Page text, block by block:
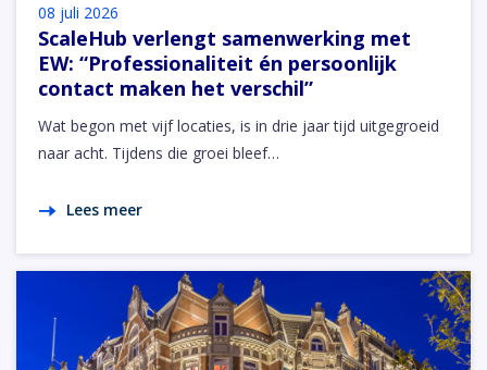
08 juli 2026
ScaleHub verlengt samenwerking met
EW: “Professionaliteit én persoonlijk
contact maken het verschil”
Wat begon met vijf locaties, is in drie jaar tijd uitgegroeid
naar acht. Tijdens die groei bleef…
Lees meer